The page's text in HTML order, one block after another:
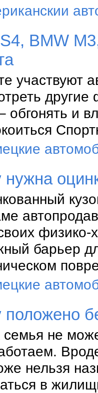
BMW
участвуют
другие
обгонять и
нужна
физико-
барьер
положено
не
нельзя
в